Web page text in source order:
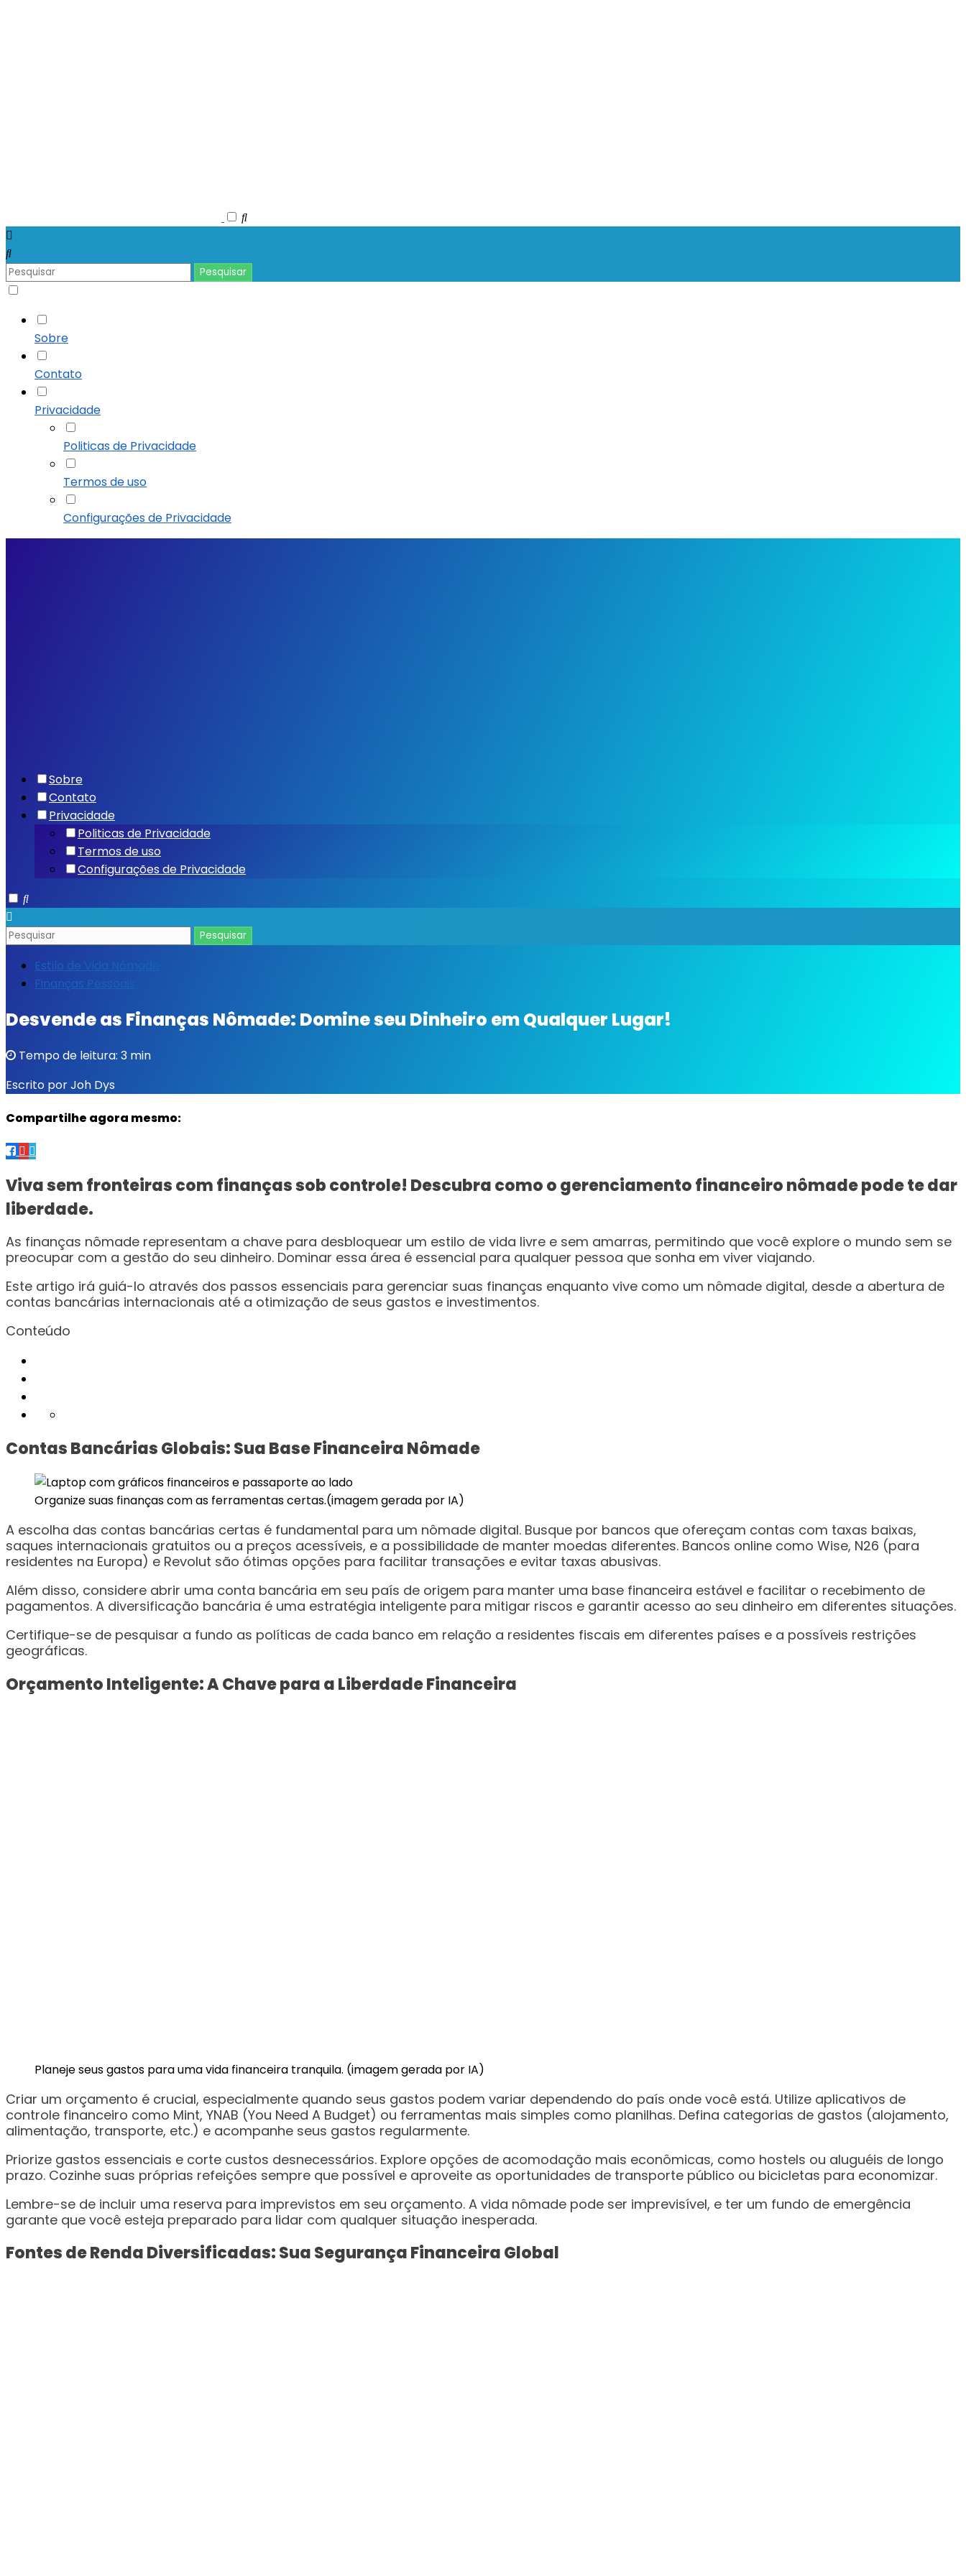
Sobre
Contato
Privacidade
Politicas de Privacidade
Termos de uso
Configurações de Privacidade
Sobre
Contato
Privacidade
Politicas de Privacidade
Termos de uso
Configurações de Privacidade
Estilo de Vida Nômade
Finanças Pessoais
Desvende as Finanças Nômade: Domine seu Dinheiro em Qualquer Lugar!
Tempo de leitura: 3 min
Escrito por Joh Dys
Compartilhe agora mesmo:
Viva sem fronteiras com finanças sob controle! Descubra como o gerenciamento financeiro nômade pode te dar
liberdade.
As finanças nômade representam a chave para desbloquear um estilo de vida livre e sem amarras, permitindo que você explore o mundo sem se
preocupar com a gestão do seu dinheiro. Dominar essa área é essencial para qualquer pessoa que sonha em viver viajando.
Este artigo irá guiá-lo através dos passos essenciais para gerenciar suas finanças enquanto vive como um nômade digital, desde a abertura de
contas bancárias internacionais até a otimização de seus gastos e investimentos.
Conteúdo
Contas Bancárias Globais: Sua Base Financeira Nômade
Organize suas finanças com as ferramentas certas.(imagem gerada por IA)
A escolha das contas bancárias certas é fundamental para um nômade digital. Busque por bancos que ofereçam contas com taxas baixas,
saques internacionais gratuitos ou a preços acessíveis, e a possibilidade de manter moedas diferentes. Bancos online como Wise, N26 (para
residentes na Europa) e Revolut são ótimas opções para facilitar transações e evitar taxas abusivas.
Além disso, considere abrir uma conta bancária em seu país de origem para manter uma base financeira estável e facilitar o recebimento de
pagamentos. A diversificação bancária é uma estratégia inteligente para mitigar riscos e garantir acesso ao seu dinheiro em diferentes situações.
Certifique-se de pesquisar a fundo as políticas de cada banco em relação a residentes fiscais em diferentes países e a possíveis restrições
geográficas.
Orçamento Inteligente: A Chave para a Liberdade Financeira
Planeje seus gastos para uma vida financeira tranquila. (imagem gerada por IA)
Criar um orçamento é crucial, especialmente quando seus gastos podem variar dependendo do país onde você está. Utilize aplicativos de
controle financeiro como Mint, YNAB (You Need A Budget) ou ferramentas mais simples como planilhas. Defina categorias de gastos (alojamento,
alimentação, transporte, etc.) e acompanhe seus gastos regularmente.
Priorize gastos essenciais e corte custos desnecessários. Explore opções de acomodação mais econômicas, como hostels ou aluguéis de longo
prazo. Cozinhe suas próprias refeições sempre que possível e aproveite as oportunidades de transporte público ou bicicletas para economizar.
Lembre-se de incluir uma reserva para imprevistos em seu orçamento. A vida nômade pode ser imprevisível, e ter um fundo de emergência
garante que você esteja preparado para lidar com qualquer situação inesperada.
Fontes de Renda Diversificadas: Sua Segurança Financeira Global